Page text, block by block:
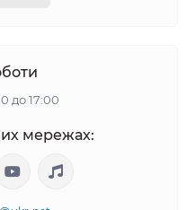
до 17:00
мережах: